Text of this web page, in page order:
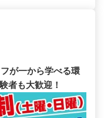
が一から学べる環
者も大歓迎！